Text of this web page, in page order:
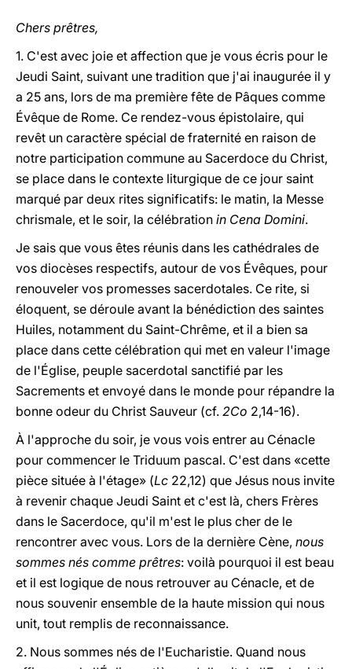
Chers prêtres,
1. C'est avec joie et affection que je vous écris pour le
Jeudi Saint, suivant une tradition que j'ai inaugurée il y
a 25 ans, lors de ma première fête de Pâques comme
Évêque de Rome. Ce rendez-vous épistolaire, qui
revêt un caractère spécial de fraternité en raison de
notre participation commune au Sacerdoce du Christ,
se place dans le contexte liturgique de ce jour saint
marqué par deux rites significatifs: le matin, la Messe
chrismale, et le soir, la célébration in Cena Domini.
Je sais que vous êtes réunis dans les cathédrales de
vos diocèses respectifs, autour de vos Évêques, pour
renouveler vos promesses sacerdotales. Ce rite, si
éloquent, se déroule avant la bénédiction des saintes
Huiles, notamment du Saint-Chrême, et il a bien sa
place dans cette célébration qui met en valeur l'image
de l'Église, peuple sacerdotal sanctifié par les
Sacrements et envoyé dans le monde pour répandre la
bonne odeur du Christ Sauveur (cf. 2Co 2,14-16).
À l'approche du soir, je vous vois entrer au Cénacle
pour commencer le Triduum pascal. C'est dans «cette
pièce située à l'étage» (Lc 22,12) que Jésus nous invite
à revenir chaque Jeudi Saint et c'est là, chers Frères
dans le Sacerdoce, qu'il m'est le plus cher de le
rencontrer avec vous. Lors de la dernière Cène, nous
sommes nés comme prêtres: voilà pourquoi il est beau
et il est logique de nous retrouver au Cénacle, et de
nous souvenir ensemble de la haute mission qui nous
unit, tout remplis de reconnaissance.
2. Nous sommes nés de l'Eucharistie. Quand nous